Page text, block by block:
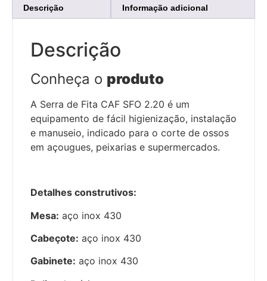
Descrição Informação adicional
Descrição
Conheça o produto
A Serra de Fita CAF SFO 2.20 é um
equipamento de fácil higienização, instalação
e manuseio, indicado para o corte de ossos
em açougues, peixarias e supermercados.
Detalhes construtivos:
Mesa: aço inox 430
Cabeçote: aço inox 430
Gabinete: aço inox 430